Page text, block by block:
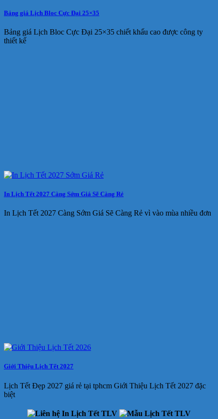
Bảng giá Lịch Bloc Cực Đại 25×35
Bảng giá Lịch Bloc Cực Đại 25×35 chiết khấu cao được công ty
thiết kế
In Lịch Tết 2027 Càng Sớm Giá Sẽ Càng Rẻ
In Lịch Tết 2027 Càng Sớm Giá Sẽ Càng Rẻ vì vào mùa nhiều đơn
Giới Thiệu Lịch Tết 2027
Lịch Tết Đẹp 2027 giá rẻ tại tphcm Giới Thiệu Lịch Tết 2027 đặc
biệt